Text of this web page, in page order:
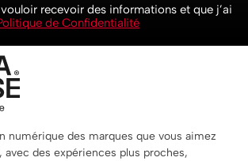
recevoir des informations et que j’ai
de Confidentialité
numérique des marques que vous aimez
avec des expériences plus proches,